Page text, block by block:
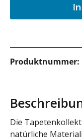
Produktnummer:
Die
natürliche